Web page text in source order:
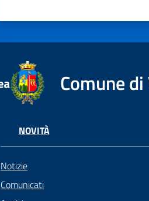
Comune
NOVITÀ
Notizie
Comunicati